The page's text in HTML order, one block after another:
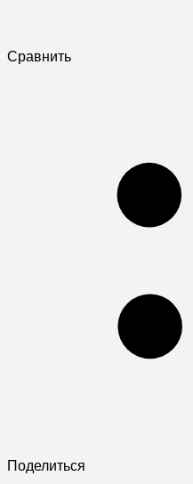
Сравнить
Поделиться